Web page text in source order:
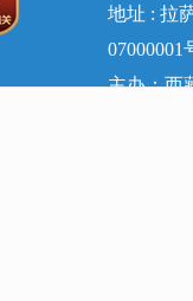
地址 : 拉
07000001
主办：西